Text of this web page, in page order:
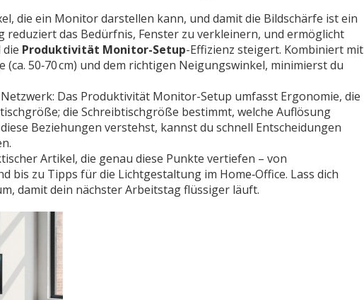
die ein Monitor darstellen kann, und damit die Bildschärfe ist ein
reduziert das Bedürfnis, Fenster zu verkleinern, und ermöglicht
Produktivität Monitor-Setup-Effizienz steigert. Kombiniert mit
50‑70 cm) und dem richtigen Neigungswinkel, minimierst du
Das Produktivität Monitor-Setup umfasst Ergonomie, die
die Schreibtischgröße bestimmt, welche Auflösung
Beziehungen verstehst, kannst du schnell Entscheidungen
Artikel, die genau diese Punkte vertiefen – von
bis zu Tipps für die Lichtgestaltung im Home‑Office. Lass dich
damit dein nächster Arbeitstag flüssiger läuft.